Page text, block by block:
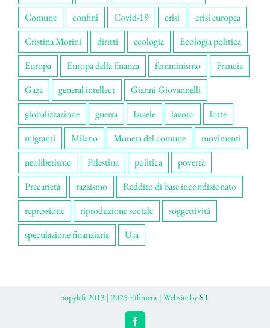
Comune
confini Covid-19 crisi
crisi europea
Cristina Morini
diritti ecologia
Ecologia politica
Europa
Europa della finanza femminismo
Francia
Gaza
general intellect
Gianni Giovannelli
globalizzazione
guerra Israele lavoro
lotte
migranti
Milano Moneta del comune
movimenti
neoliberismo
Palestina politica
povertà
Precarietà
razzismo
Reddito di base incondizionato
repressione
riproduzione sociale
soggettività
speculazione finanziaria
Usa
ɔopyleft 2013 | 2025 Effimera | Website byST
Facebook